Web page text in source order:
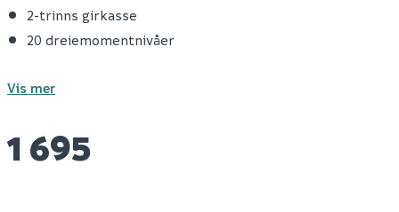
2-trinns girkasse
20 dreiemomentnivåer
Vis mer
1 695